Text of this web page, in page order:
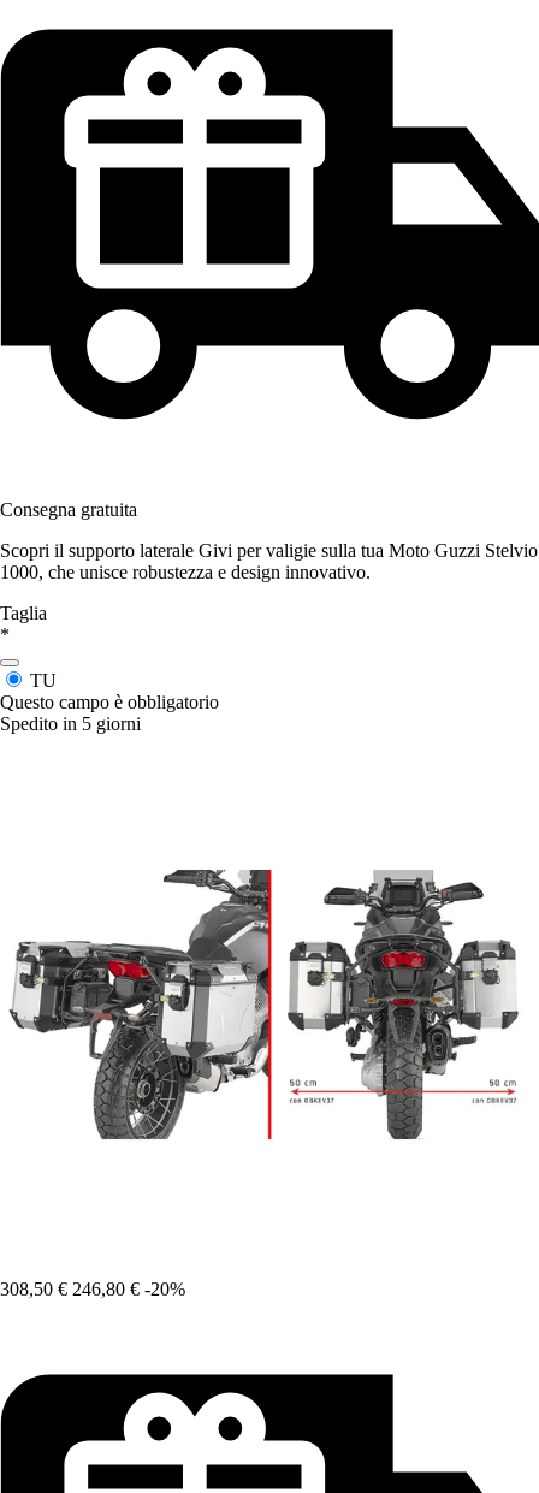
Consegna gratuita
Scopri il supporto laterale Givi per valigie sulla tua Moto Guzzi Stelvio
1000, che unisce robustezza e design innovativo.
Taglia
*
TU
Questo campo è obbligatorio
Spedito in 5 giorni
308,50 € 246,80 € -20%